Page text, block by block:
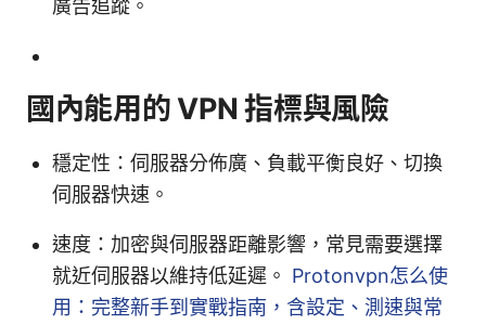
廣告追蹤。
國內能用的 VPN 指標與風險
穩定性：伺服器分佈廣、負載平衡良好、切換
伺服器快速。
速度：加密與伺服器距離影響，常見需要選擇
就近伺服器以維持低延遲。 Protonvpn怎么使
用：完整新手到實戰指南，含設定、測速與常